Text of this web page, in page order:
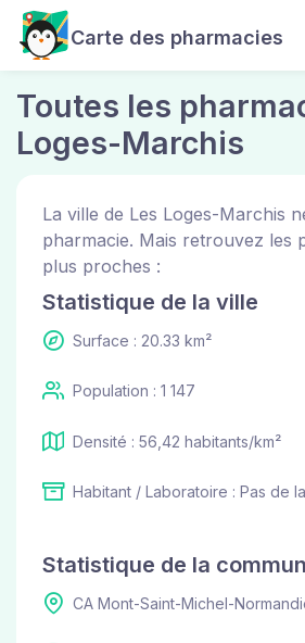
Carte des pharmacies
Toutes les
Loges-Marchis
La ville de Les Loges-Marchis
pharmacie. Mais retrouvez les
plus proches :
Statistique de la ville
Surface : 20.33 km²
Population : 1 147
Densité : 56,42 habitants/km²
Habitant / Laboratoire : Pas de
Statistique de la
CA Mont-Saint-Michel-